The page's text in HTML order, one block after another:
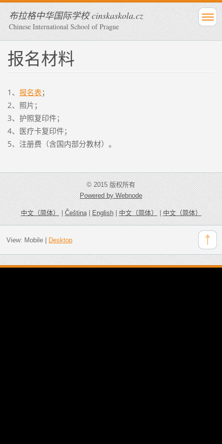
布拉格中华国际学校 cinskaskola.cz
Chinese International School of Prague
报名材料
1、 报名表；
2、照片；
3、护照复印件；
4、医疗卡复印件；
5、注册费（含国内部分教材）。
© 2015 版权所有
Powered by Webnode
中文（简体）|Čeština|English|中文（简体）|中文（简体）
View: Mobile| Desktop